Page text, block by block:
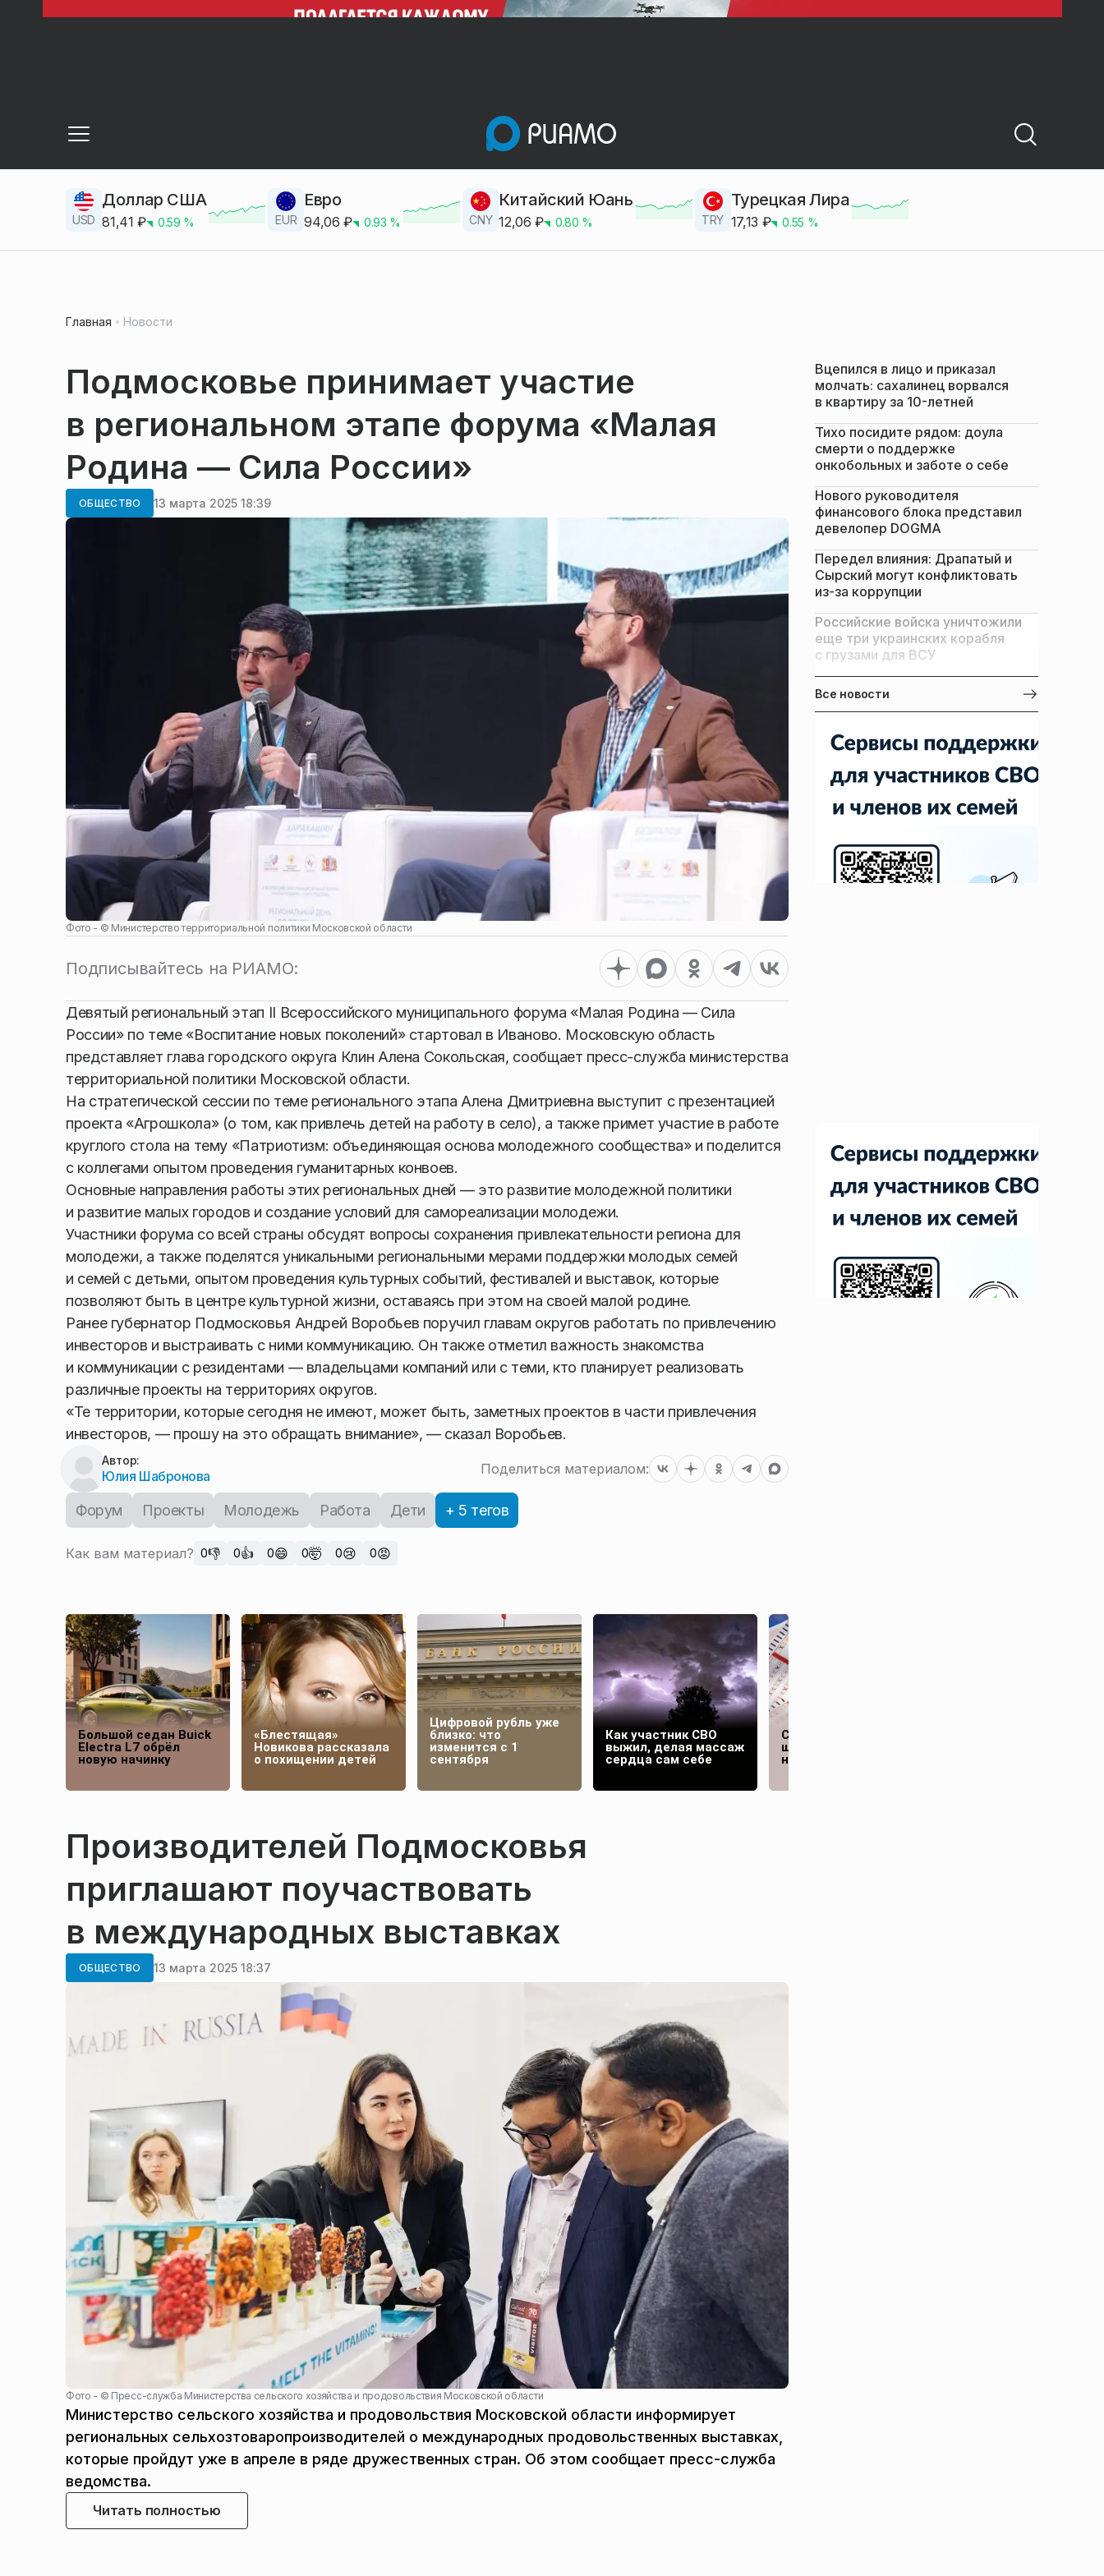
USD
Доллар США
81,41 ₽ 0.59 % EUR
Евро
94,06 ₽ 0.93 % CNY
Китайский Юань
12,06 ₽ 0.80 % TRY
Турецкая Лира
17,13 ₽ 0.55 %
Главная Новости
Подмосковье принимает участие
в региональном этапе форума «Малая
Родина — Сила России»
ОБЩЕСТВО 13 марта 2025 18:39
Фото - © Министерство территориальной политики Московской области
Подписывайтесь на РИАМО:
Девятый региональный этап II Всероссийского муниципального форума «Малая Родина — Сила
России» по теме «Воспитание новых поколений» стартовал в Иваново. Московскую область
представляет глава городского округа Клин Алена Сокольская, сообщает пресс-служба министерства
территориальной политики Московской области.
На стратегической сессии по теме регионального этапа Алена Дмитриевна выступит с презентацией
проекта «Агрошкола» (о том, как привлечь детей на работу в село), а также примет участие в работе
круглого стола на тему «Патриотизм: объединяющая основа молодежного сообщества» и поделится
с коллегами опытом проведения гуманитарных конвоев.
Основные направления работы этих региональных дней — это развитие молодежной политики
и развитие малых городов и создание условий для самореализации молодежи.
Участники форума со всей страны обсудят вопросы сохранения привлекательности региона для
молодежи, а также поделятся уникальными региональными мерами поддержки молодых семей
и семей с детьми, опытом проведения культурных событий, фестивалей и выставок, которые
позволяют быть в центре культурной жизни, оставаясь при этом на своей малой родине.
Ранее губернатор Подмосковья Андрей Воробьев поручил главам округов работать по привлечению
инвесторов и выстраивать с ними коммуникацию. Он также отметил важность знакомства
и коммуникации с резидентами — владельцами компаний или с теми, кто планирует реализовать
различные проекты на территориях округов.
«Те территории, которые сегодня не имеют, может быть, заметных проектов в части привлечения
инвесторов, — прошу на это обращать внимание», — сказал Воробьев.
Автор:
Юлия Шабронова Поделиться материалом:
Форум Проекты Молодежь Работа Дети + 5 тегов
Как вам материал? 0👎 0👍 0😄 0🤯 0😢 0😡
Большой седан Buick
Electra L7 обрёл
новую начинку
«Блестящая»
Новикова рассказала
о похищении детей
Цифровой рубль уже
близко: что
изменится с 1
сентября
Как участник СВО
выжил, делая массаж
сердца сам себе
Студент проиграл в
шахматном турнире,
но выиграл в лотерею
Производителей Подмосковья
приглашают поучаствовать
в международных выставках
ОБЩЕСТВО 13 марта 2025 18:37
Фото - © Пресс-служба Министерства сельского хозяйства и продовольствия Московской области
Министерство сельского хозяйства и продовольствия Московской области информирует
региональных сельхозтоваропроизводителей о международных продовольственных выставках,
которые пройдут уже в апреле в ряде дружественных стран. Об этом сообщает пресс-служба
ведомства.
Читать полностью
Вцепился в лицо и приказал
молчать: сахалинец ворвался
в квартиру за 10-летней
Тихо посидите рядом: доула
смерти о поддержке
онкобольных и заботе о себе
Нового руководителя
финансового блока представил
девелопер DOGMA
Передел влияния: Драпатый и
Сырский могут конфликтовать
из-за коррупции
Российские войска уничтожили
еще три украинских корабля
с грузами для ВСУ
Все новости